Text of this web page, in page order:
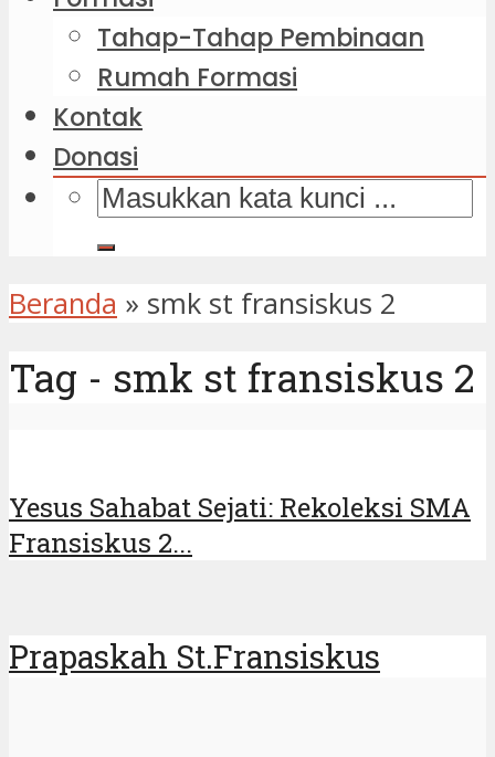
Tahap-Tahap Pembinaan
Rumah Formasi
Kontak
Donasi
Beranda » smk st fransiskus 2
Tag - smk st fransiskus 2
Yesus Sahabat Sejati: Rekoleksi SMA
Fransiskus 2...
Prapaskah St.Fransiskus